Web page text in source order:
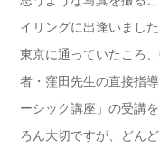
イリングに出逢いまし
東京に通っていたころ
者・窪田先生の直接指
ーシック講座」の受講
ろん大切ですが、どん